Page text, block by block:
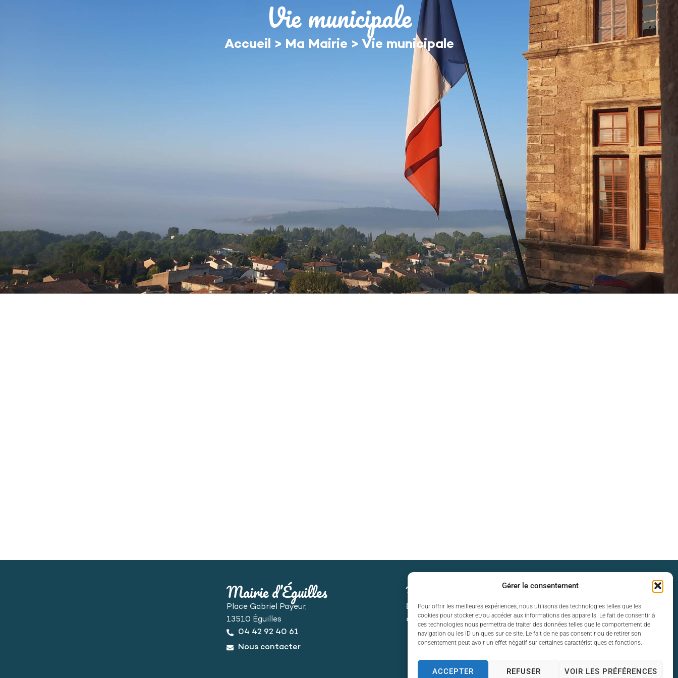
Gérer le consentement
Pour offrir les meilleures expériences, nous utilisons des technologies telles que les
cookies pour stocker et/ou accéder aux informations des appareils. Le fait de consentir à
ces technologies nous permettra de traiter des données telles que le comportement de
navigation ou les ID uniques sur ce site. Le fait de ne pas consentir ou de retirer son
consentement peut avoir un effet négatif sur certaines caractéristiques et fonctions.
ACCEPTER REFUSER VOIR LES PRÉFÉRENCES
MON QUOTIDIEN DÉCOUVRIR ÉGUILLES MES DÉMARCHES
Vie municipale
Accueil > Ma Mairie > Vie municipale
Mairie d’Éguilles
Place Gabriel Payeur,
13510 Éguilles
04 42 92 40 61
Nous contacter
Horaires d’ouverture
Du lundi au vendredi :
de 8h30 à 12h30 et de 13h30 à 17h30